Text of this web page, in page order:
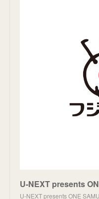
U-NEXT presents
U-NEXT presents ONE